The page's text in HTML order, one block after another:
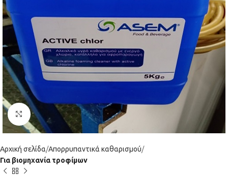
Click to enlarge
Αρχική σελίδα Απορρυπαντικά καθαρισμού
Για βιομηχανία τροφίμων